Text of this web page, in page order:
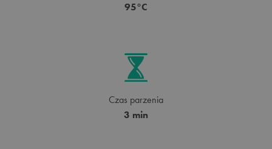
95°C
Czas parzenia
3 min